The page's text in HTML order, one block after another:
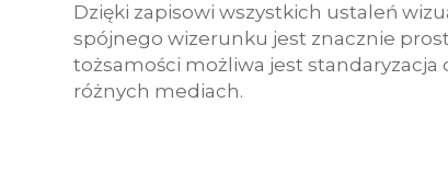
Dzięki zapisowi wszystkich ustaleń
spójnego wizerunku jest znacznie
tożsamości możliwa jest
różnych mediach.